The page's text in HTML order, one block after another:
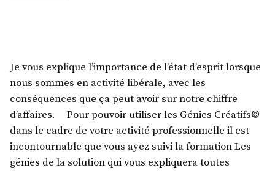
Je vous explique l’importance de l’état d’esprit lorsque
nous sommes en activité libérale, avec les
conséquences que ça peut avoir sur notre chiffre
d’affaires. Pour pouvoir utiliser les Génies Créatifs©
dans le cadre de votre activité professionnelle il est
incontournable que vous ayez suivi la formation Les
génies de la solution qui vous expliquera toutes